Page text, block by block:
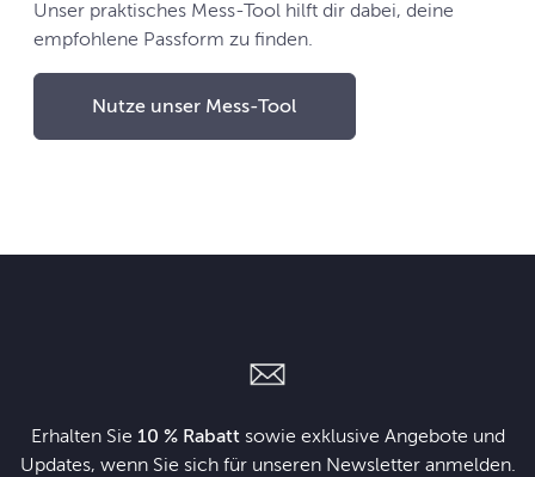
Unser praktisches Mess-Tool hilft dir dabei, deine
empfohlene Passform zu finden.
Nutze unser Mess-Tool
Erhalten Sie 10 % Rabattsowie exklusive Angebote und
Updates, wenn Sie sich für unseren Newsletter anmelden.